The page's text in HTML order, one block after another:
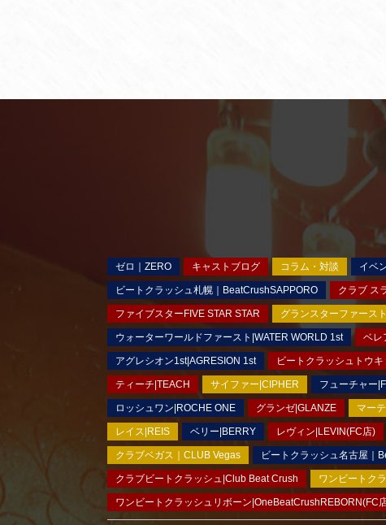
ゼロ｜ZERO キャストブログ コラム・対談 イベ
ビートクラッシュ札幌｜BeatCrushSAPPORO クラブ ス
ファイブスターFIVE STAR STAR グランスターファース
ウォーターワールドファースト|WATER WORLD 1st ベレ
アグレシオン1st|AGRESION 1st ビートクラッシュトウ
ティーチ|TEACH サイファー|CIPHER フューチャー
ロッシュワン|ROCHE ONE グランゼ|GLANZE マー
レイス|REIS ベリー|BERRY レヴィン|LEVIN(FC店)
クラブベガス｜CLUB Vegas ビートクラッシュ名古屋｜
クラブビートクラッシュ|Club Beat Crush ワンビートク
ワンビートクラッシュリボーン|OneBeatCrushREBORN(FC